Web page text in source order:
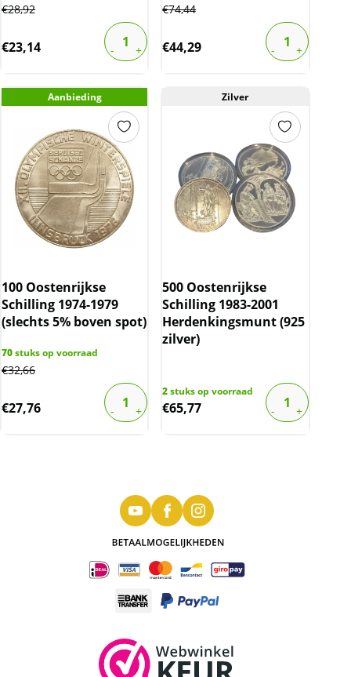
€28,92
€23,14
€74,44
€44,29
Aanbieding
100 Oostenrijkse
Schilling 1974-1979
(slechts 5% boven spot)
70stuks op voorraad
€32,66
€27,76
Zilver
500 Oostenrijkse
Schilling 1983-2001
Herdenkingsmunt (925
zilver)
2stuks op voorraad
€65,77